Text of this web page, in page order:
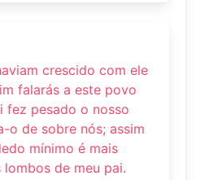
crescido com ele
falarás a este povo
fez pesado o nosso
o de sobre nós; assim
mínimo é mais
de meu pai.